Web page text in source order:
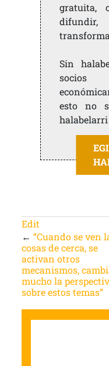
gratuita,
Sin
esto no
halabelarri
Edit
← “Cuando se ven
cosas de cerca, se
activan otros
mecanismos,
mucho la
sobre estos temas”